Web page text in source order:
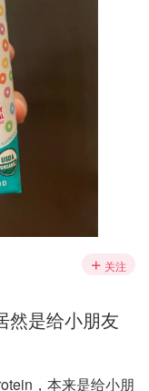
关注
然是给小朋友
，本来是给小朋